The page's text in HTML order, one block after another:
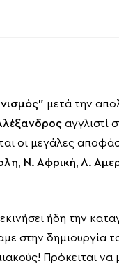
μετά την
αγγλιστί
οι μεγάλες
Ν. Αφρική, Λ.
ήδη την
στην δημιουργία
Πρόκειται